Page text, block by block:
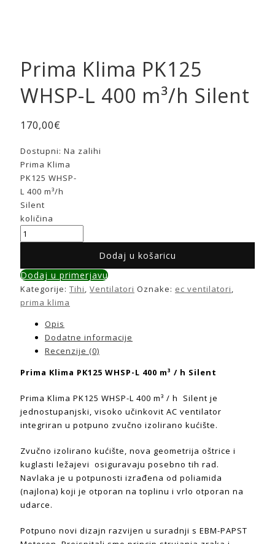
Prima Klima PK125
WHSP-L 400 m³/h Silent
170,00€
Dostupni: Na zalihi
Prima Klima
PK125 WHSP-
L 400 m³/h
Silent
količina
Dodaj u košaricu
Dodaj u primerjavu
Kategorije: Tihi, Ventilatori Oznake: ec ventilatori,
prima klima
Opis
Dodatne informacije
Recenzije (0)
Prima Klima PK125 WHSP-L 400 m³ / h Silent
Prima Klima PK125 WHSP-L 400 m³ / h Silent je
jednostupanjski, visoko učinkovit AC ventilator
integriran u potpuno zvučno izolirano kućište.
Zvučno izolirano kućište, nova geometrija oštrice i
kuglasti ležajevi osiguravaju posebno tih rad.
Navlaka je u potpunosti izrađena od poliamida
(najlona) koji je otporan na toplinu i vrlo otporan na
udarce.
Potpuno novi dizajn razvijen u suradnji s EBM-PAPST